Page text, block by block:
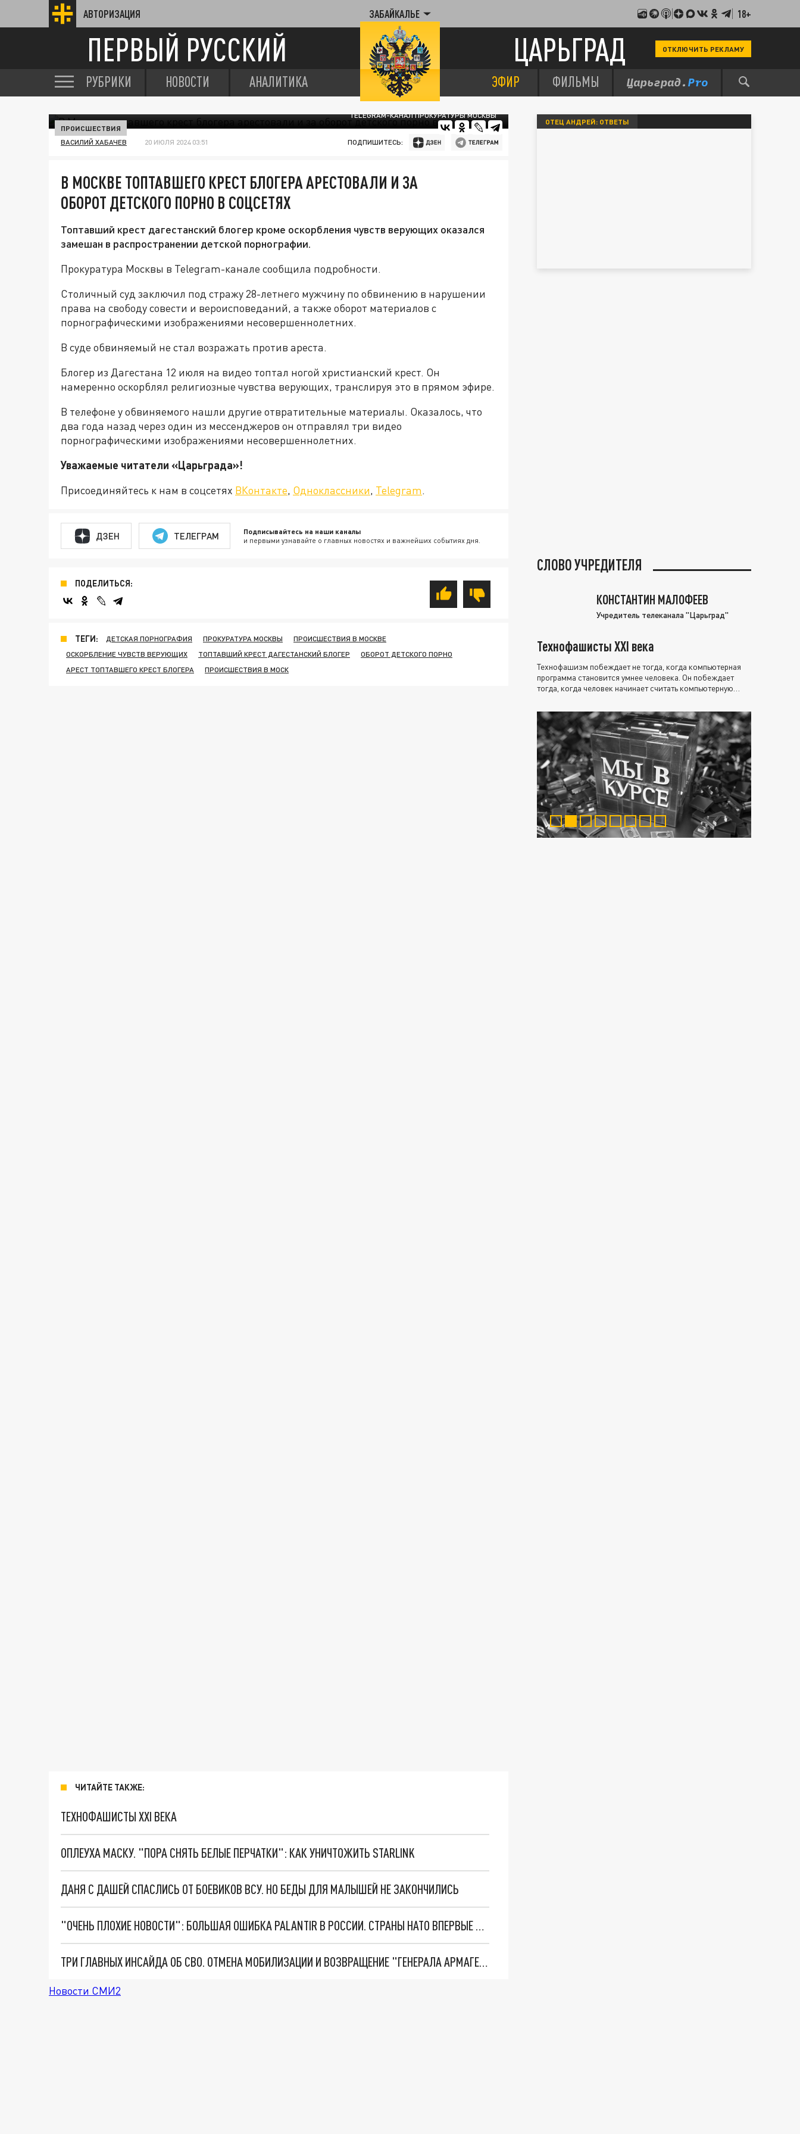
АВТОРИЗАЦИЯ ЗАБАЙКАЛЬЕ 18+
ПЕРВЫЙ РУССКИЙ ЦАРЬГРАД ОТКЛЮЧИТЬ РЕКЛАМУ
РУБРИКИ НОВОСТИ АНАЛИТИКА ЭФИР ФИЛЬМЫ
TELEGRAM-КАНАЛ ПРОКУРАТУРЫ МОСКВЫ
ПРОИСШЕСТВИЯ
ВАСИЛИЙ ХАБАЧЕВ 20 ИЮЛЯ 2024 03:51 ПОДПИШИТЕСЬ:
В МОСКВЕ ТОПТАВШЕГО КРЕСТ БЛОГЕРА АРЕСТОВАЛИ И ЗА
ОБОРОТ ДЕТСКОГО ПОРНО В СОЦСЕТЯХ
Топтавший крест дагестанский блогер кроме оскорбления чувств верующих оказался
замешан в распространении детской порнографии.
Прокуратура Москвы в Telegram-канале сообщила подробности.
Столичный суд заключил под стражу 28-летнего мужчину по обвинению в нарушении
права на свободу совести и вероисповеданий, а также оборот материалов с
порнографическими изображениями несовершеннолетних.
В суде обвиняемый не стал возражать против ареста.
Блогер из Дагестана 12 июля на видео топтал ногой христианский крест. Он
намеренно оскорблял религиозные чувства верующих, транслируя это в прямом эфире.
В телефоне у обвиняемого нашли другие отвратительные материалы. Оказалось, что
два года назад через один из мессенджеров он отправлял три видео
порнографическими изображениями несовершеннолетних.
Уважаемые читатели «Царьграда»!
Присоединяйтесь к нам в соцсетях ВКонтакте, Одноклассники, Telegram.
ДЗЕН ТЕЛЕГРАМ Подписывайтесь на наши каналы
и первыми узнавайте о главных новостях и важнейших событиях дня.
ПОДЕЛИТЬСЯ:
ТЕГИ: ДЕТСКАЯ ПОРНОГРАФИЯ ПРОКУРАТУРА МОСКВЫ
ПРОИСШЕСТВИЯ В МОСКВЕ
ОСКОРБЛЕНИЕ ЧУВСТВ ВЕРУЮЩИХ
ТОПТАВШИЙ КРЕСТ ДАГЕСТАНСКИЙ БЛОГЕР
ОБОРОТ ДЕТСКОГО ПОРНО
АРЕСТ ТОПТАВШЕГО КРЕСТ БЛОГЕРА
ПРОИСШЕСТВИЯ В МОСК
ЧИТАЙТЕ ТАКЖЕ:
ТЕХНОФАШИСТЫ XXI ВЕКА
ОПЛЕУХА МАСКУ. "ПОРА СНЯТЬ БЕЛЫЕ ПЕРЧАТКИ": КАК УНИЧТОЖИТЬ STARLINK
ДАНЯ С ДАШЕЙ СПАСЛИСЬ ОТ БОЕВИКОВ ВСУ. НО БЕДЫ ДЛЯ МАЛЫШЕЙ НЕ ЗАКОНЧИЛИСЬ
"ОЧЕНЬ ПЛОХИЕ НОВОСТИ": БОЛЬШАЯ ОШИБКА PALANTIR В РОССИИ. СТРАНЫ НАТО ВПЕРВЫЕ ЗА СВО ОСТАНОВИЛИ ПОСТАВКИ ОРУЖИЯ. ВСУ ТЕРЯЮТ ПРИГРАНИЧЬЕ?
ТРИ ГЛАВНЫХ ИНСАЙДА ОБ СВО. ОТМЕНА МОБИЛИЗАЦИИ И ВОЗВРАЩЕНИЕ "ГЕНЕРАЛА АРМАГЕДДОНА"? ОТЛИЧНЫЕ НОВОСТИ, КОТОРЫЕ ЖДАЛИ ВСЕ
Новости СМИ2
ОТЕЦ АНДРЕЙ: ОТВЕТЫ
СЛОВО УЧРЕДИТЕЛЯ
КОНСТАНТИН МАЛОФЕЕВ
Учредитель телеканала "Царьград"
Технофашисты XXI века
Технофашизм побеждает не тогда, когда компьютерная
программа становится умнее человека. Он побеждает
тогда, когда человек начинает считать компьютерную